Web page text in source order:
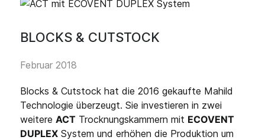
BLOCKS & CUTSTOCK
Februar 2018
Blocks & Cutstock hat die 2016 gekaufte Mahild
Technologie überzeugt. Sie investieren in zwei
weitere ACT Trocknungskammern mit ECOVENT
DUPLEX System und erhöhen die Produktion um